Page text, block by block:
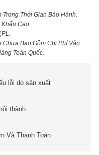
Thời Gian Bảo Hành.
Cao .
Chưa Bao Gồm Chi Phí Vận
Toàn Quốc.
lỗi do sản xuất
thành
Và Thanh Toán